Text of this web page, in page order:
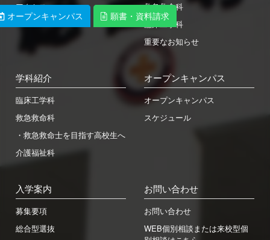
オープンキャンパス 願書・資料請求
オープンキャンパス 願書・資料請求
アクセス
救急救命科
臨床工学科
重要なお知らせ
学科紹介
臨床工学科
救急救命科
・救急救命士を目指す高校生へ
介護福祉科
オープンキャンパス
オープンキャンパス
スケジュール
入学案内
募集要項
総合型選抜
お問い合わせ
お問い合わせ
WEB個別相談または来校型個